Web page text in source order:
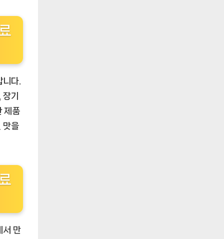
다.
기
제품
맛을
서 만